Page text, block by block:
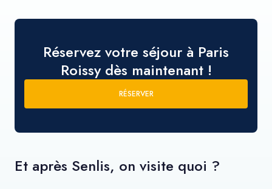
Réservez votre séjour à Paris
Roissy dès maintenant !
RÉSERVER
Et après Senlis, on visite quoi ?